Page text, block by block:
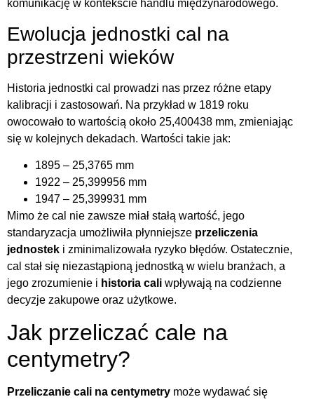
komunikację w kontekście handlu międzynarodowego.
Ewolucja jednostki cal na
przestrzeni wieków
Historia jednostki cal prowadzi nas przez różne etapy
kalibracji i zastosowań. Na przykład w 1819 roku
owocowało to wartością około 25,400438 mm, zmieniając
się w kolejnych dekadach. Wartości takie jak:
1895 – 25,3765 mm
1922 – 25,399956 mm
1947 – 25,399931 mm
Mimo że cal nie zawsze miał stałą wartość, jego
standaryzacja umożliwiła płynniejsze przeliczenia
jednostek i zminimalizowała ryzyko błędów. Ostatecznie,
cal stał się niezastąpioną jednostką w wielu branżach, a
jego zrozumienie i historia cali wpływają na codzienne
decyzje zakupowe oraz użytkowe.
Jak przeliczać cale na
centymetry?
Przeliczanie cali na centymetry może wydawać się